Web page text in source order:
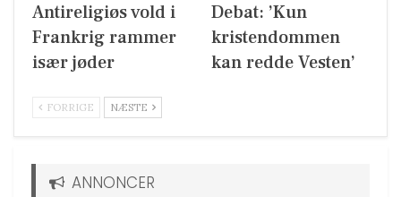
Antireligiøs vold i
Frankrig rammer
især jøder
Debat: ’Kun
kristendommen
kan redde Vesten’
FORRIGE NÆSTE
ANNONCER